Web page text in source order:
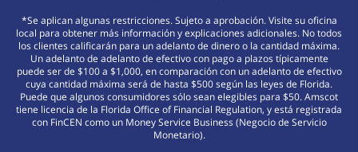
*Se aplican algunas restricciones. Sujeto a aprobación. Visite su oficina
local para obtener más información y explicaciones adicionales. No todos
los clientes calificarán para un adelanto de dinero o la cantidad máxima.
Un adelanto de adelanto de efectivo con pago a plazos típicamente
puede ser de $100 a $1,000, en comparación con un adelanto de efectivo
cuya cantidad máxima será de hasta $500 según las leyes de Florida.
Puede que algunos consumidores sólo sean elegibles para $50. Amscot
tiene licencia de la Florida Office of Financial Regulation, y está registrada
con FinCEN como un Money Service Business (Negocio de Servicio
Monetario).